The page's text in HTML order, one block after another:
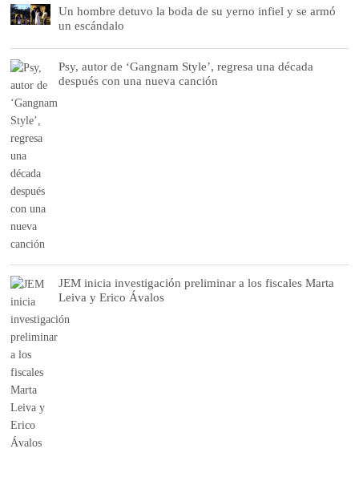
Un hombre detuvo la boda de su yerno infiel y se armó
un escándalo
Psy, autor de ‘Gangnam Style’, regresa una década
después con una nueva canción
JEM inicia investigación preliminar a los fiscales Marta
Leiva y Erico Ávalos